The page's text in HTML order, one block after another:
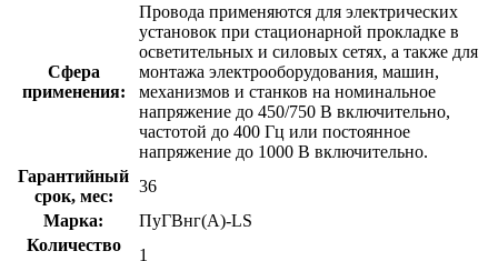
Сфера
применения:
Провода применяются для электрических
установок при стационарной прокладке в
осветительных и силовых сетях, а также для
монтажа электрооборудования, машин,
механизмов и станков на номинальное
напряжение до 450/750 В включительно,
частотой до 400 Гц или постоянное
напряжение до 1000 В включительно.
Гарантийный
срок, мес:
36
Марка:
ПуГВнг(A)-LS
Количество
1